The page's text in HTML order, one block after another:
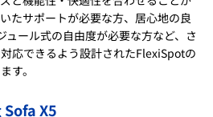
たサポートが必要な方、居心地の良
ュール式の自由度が必要な方など、さ
応できるよう設計されたFlexiSpotの
す。
X5